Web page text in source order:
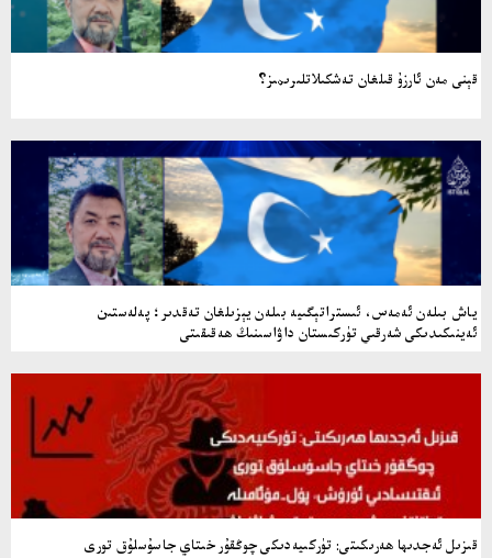
قېنى مەن ئارزۇ قىلغان تەشكىلاتلىرىمىز؟
ياش بىلەن ئەمەس، ئىستراتېگىيە بىلەن يېزىلغان تەقدىر؛ پەلەستىن
ئەينىكىدىكى شەرقىي تۈركىستان داۋاسىنىڭ ھەقىقىتى
قىزىل ئەجدىھا ھەرىكىتى: تۈركىيەدىكى چوڭقۇر خىتاي جاسۇسلۇق تورى